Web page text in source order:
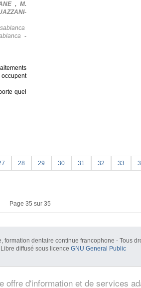
offre d'information et de services
, M.
-
quel
28 29 30 31 32 33
Page 35 sur 35
dentaire continue francophone - Tous
diffusé sous licence GNU General Public